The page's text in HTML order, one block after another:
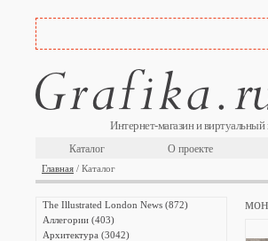
Интернет-магазин и виртуальный
Каталог О проекте
Главная / Каталог
The Illustrated London News (872)
Аллегории (403)
Архитектура (3042)